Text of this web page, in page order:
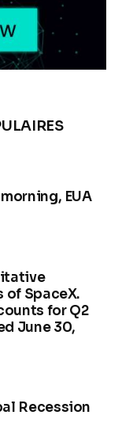
EUA
of SpaceX.
for Q2
June 30,
Recession